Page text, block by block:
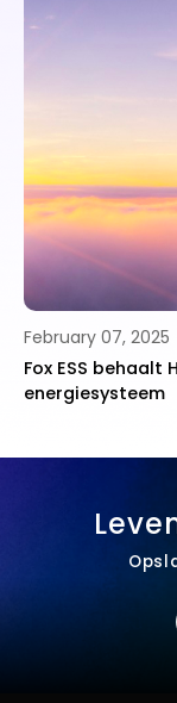
voor
Fox